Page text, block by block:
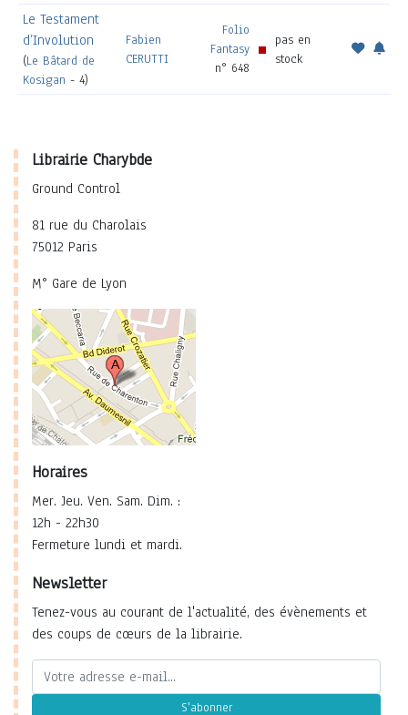
Le Testament
d’Involution
(Le Bâtard de
Kosigan - 4)
Fabien
CERUTTI
Folio
Fantasy
n° 648
pas en
stock
Librairie Charybde
Ground Control
81 rue du Charolais
75012 Paris
M° Gare de Lyon
Horaires
Mer. Jeu. Ven. Sam. Dim. :
12h - 22h30
Fermeture lundi et mardi.
Newsletter
Tenez-vous au courant de l'actualité, des évènements et
des coups de cœurs de la librairie.
S'abonner